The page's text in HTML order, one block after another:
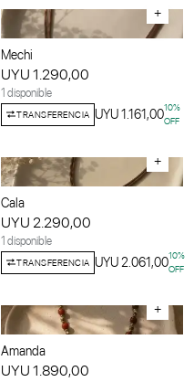
+
Mechi
UYU 1.290,00
1 disponible
TRANSFERENCIA UYU 1.161,0010%
OFF
+
Cala
UYU 2.290,00
1 disponible
TRANSFERENCIA UYU 2.061,0010%
OFF
+
Amanda
UYU 1.890,00